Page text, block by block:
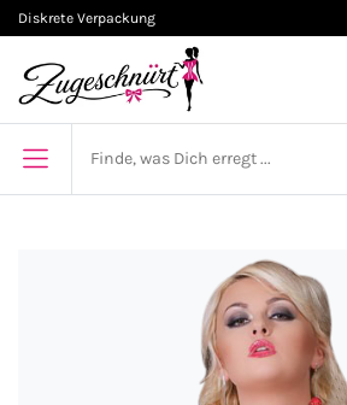
Diskrete Verpackung